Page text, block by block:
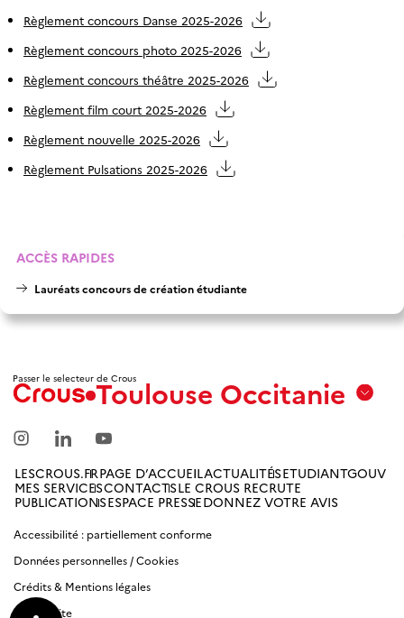
Règlement concours Danse 2025-2026
Règlement concours photo 2025-2026
Règlement concours théâtre 2025-2026
Règlement film court 2025-2026
Règlement nouvelle 2025-2026
Règlement Pulsations 2025-2026
ACCÈS RAPIDES
Lauréats concours de création étudiante
Passer le selecteur de CrousToulouse Occitanie
Marseille
Amiens
Antilles
Guyane
LESCROUS.FRPAGE D’ACCUEILACTUALITÉSETUDIANTGOUV
MES SERVICESCONTACTSLE CROUS RECRUTE
PUBLICATIONSESPACE PRESSEDONNEZ VOTRE AVIS
Accessibilité : partiellement conforme
Données personnelles / Cookies
Crédits & Mentions légales
Plan du site